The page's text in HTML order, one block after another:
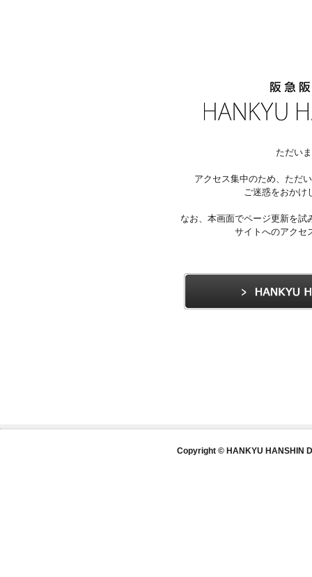
ただい
アクセス集中のため、ただ
ご迷惑をおかけ
なお、本画面でページ更新を
サイトへのアクセ
Copyright © HANKYU HANSHIN